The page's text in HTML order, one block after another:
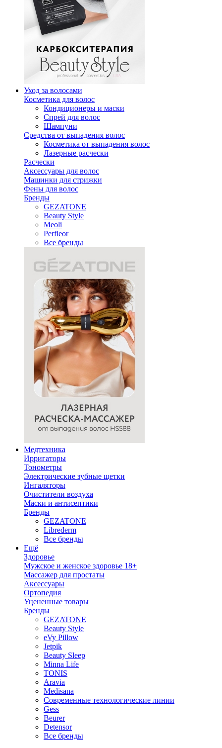
Уход за волосами
Косметика для волос
Кондиционеры и маски
Спрей для волос
Шампуни
Средства от выпадения волос
Косметика от выпадения волос
Лазерные расчески
Расчески
Аксессуары для волос
Машинки для стрижки
Фены для волос
Бренды
GEZATONE
Beauty Style
Meoli
Perfleor
Все бренды
Медтехника
Ирригаторы
Тонометры
Электрические зубные щетки
Ингаляторы
Очистители воздуха
Маски и антисептики
Бренды
GEZATONE
Librederm
Все бренды
Ещё
Здоровье
Мужское и женское здоровье 18+
Массажер для простаты
Аксессуары
Ортопедия
Уцененные товары
Бренды
GEZATONE
Beauty Style
eVy Pillow
Jetpik
Beauty Sleep
Minna Life
TONIS
Aravia
Medisana
Современные технологические линии
Gess
Beurer
Detensor
Все бренды